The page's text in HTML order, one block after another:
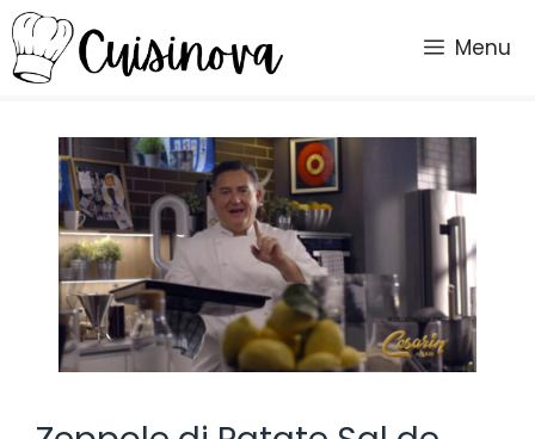
Vai
al
contenuto
Menu